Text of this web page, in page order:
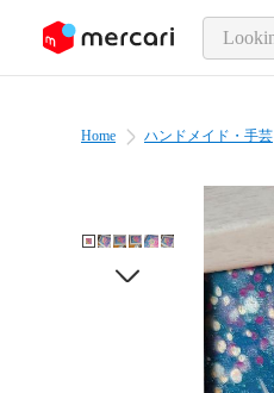
page content
Home ハンドメイド・手芸